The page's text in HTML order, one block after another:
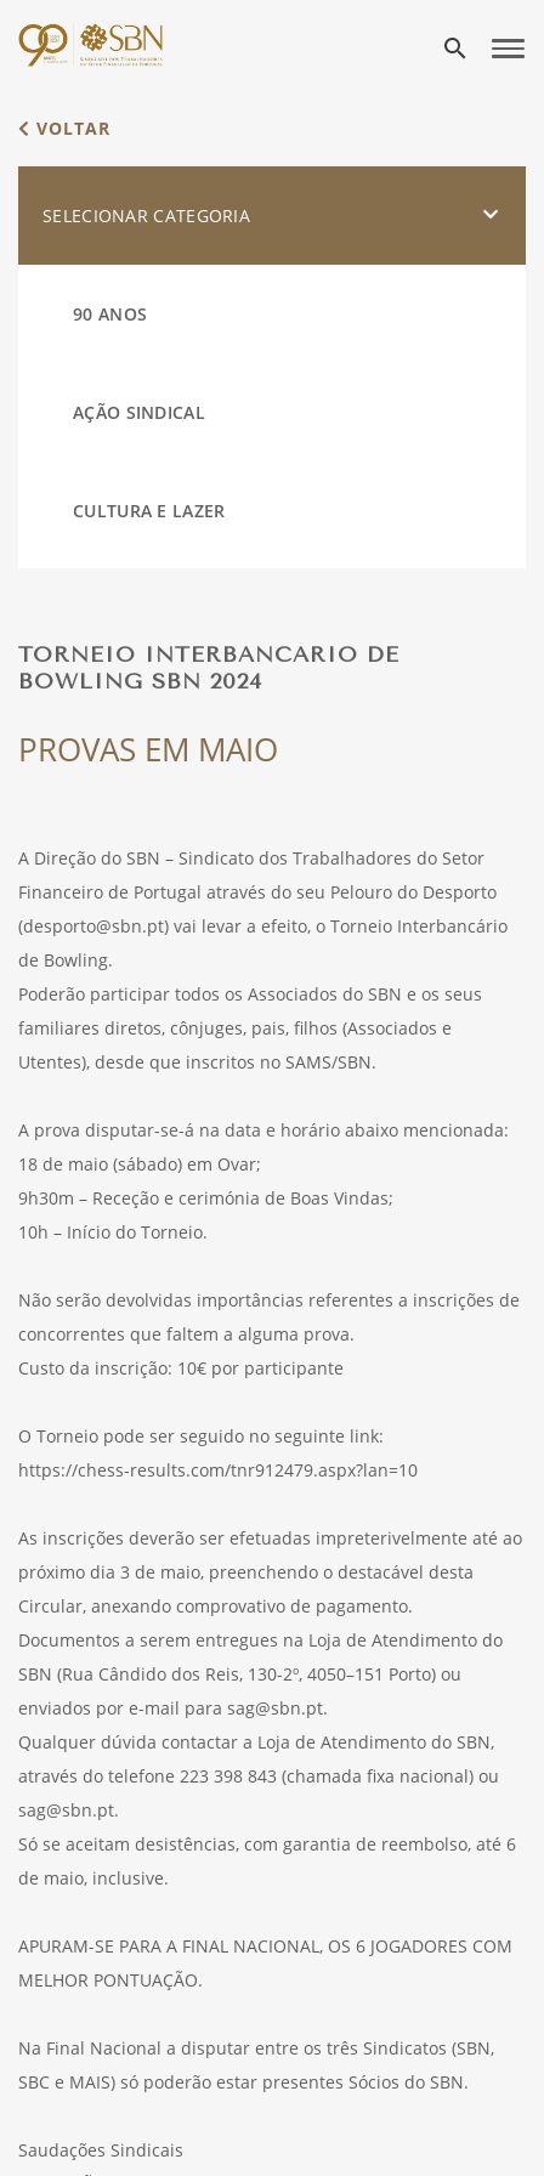
search
VOLTAR
SELECIONAR CATEGORIA
90 ANOS
AÇÃO SINDICAL
CULTURA E LAZER
TORNEIO INTERBANCÁRIO DE
BOWLING SBN 2024
PROVAS EM MAIO
A Direção do SBN – Sindicato dos Trabalhadores do Setor
Financeiro de Portugal através do seu Pelouro do Desporto
(desporto@sbn.pt) vai levar a efeito, o Torneio Interbancário
de Bowling.
Poderão participar todos os Associados do SBN e os seus
familiares diretos, cônjuges, pais, filhos (Associados e
Utentes), desde que inscritos no SAMS/SBN.
A prova disputar-se-á na data e horário abaixo mencionada:
18 de maio (sábado) em Ovar;
9h30m – Receção e cerimónia de Boas Vindas;
10h – Início do Torneio.
Não serão devolvidas importâncias referentes a inscrições de
concorrentes que faltem a alguma prova.
Custo da inscrição: 10€ por participante
O Torneio pode ser seguido no seguinte link:
https://chess-results.com/tnr912479.aspx?lan=10
As inscrições deverão ser efetuadas impreterivelmente até ao
próximo dia 3 de maio, preenchendo o destacável desta
Circular, anexando comprovativo de pagamento.
Documentos a serem entregues na Loja de Atendimento do
SBN (Rua Cândido dos Reis, 130-2º, 4050–151 Porto) ou
enviados por e-mail para sag@sbn.pt.
Qualquer dúvida contactar a Loja de Atendimento do SBN,
através do telefone 223 398 843 (chamada fixa nacional) ou
sag@sbn.pt.
Só se aceitam desistências, com garantia de reembolso, até 6
de maio, inclusive.
APURAM-SE PARA A FINAL NACIONAL, OS 6 JOGADORES COM
MELHOR PONTUAÇÃO.
Na Final Nacional a disputar entre os três Sindicatos (SBN,
SBC e MAIS) só poderão estar presentes Sócios do SBN.
Saudações Sindicais